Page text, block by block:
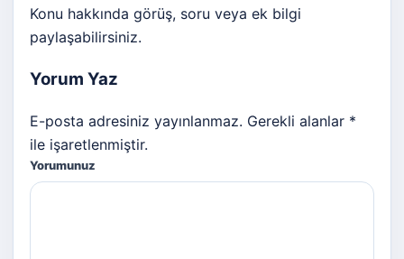
Konu hakkında görüş, soru veya ek bilgi
paylaşabilirsiniz.
Yorum Yaz
E-posta adresiniz yayınlanmaz. Gerekli alanlar *
ile işaretlenmiştir.
Yorumunuz